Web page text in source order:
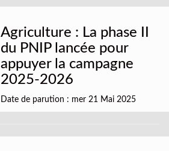
Agriculture : La phase II
du PNIP lancée pour
appuyer la campagne
2025-2026
Date de parution : mer 21 Mai 2025